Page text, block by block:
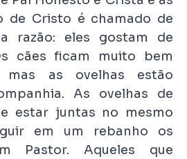
de Cristo é chamado de
razão: eles gostam de
cães ficam muito bem
mas as ovelhas estão
As ovelhas de
estar juntas no mesmo
em um rebanho os
Pastor. Aqueles que